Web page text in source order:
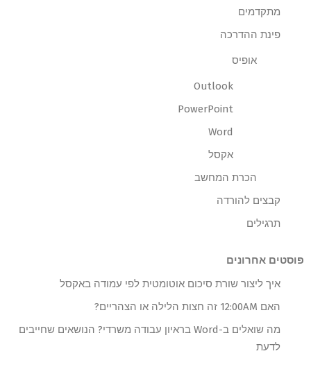
מתקדמים
פינת ההדרכה
אופיס
Outlook
PowerPoint
Word
אקסל
הכרת המחשב
קבצים להורדה
תרגילים
פוסטים אחרונים
איך ליצור שורת סיכום אוטומטית לפי עמודה באקסל
האם 12:00AM זה חצות הלילה או הצהריים?
מה שואלים ב-Word בראיון עבודה משרדי? הנושאים שחייבים
לדעת